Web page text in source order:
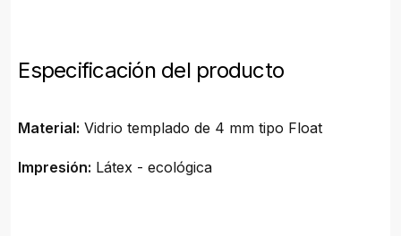
Especificación del producto
Material: Vidrio templado de 4 mm tipo Float
Impresión: Látex - ecológica